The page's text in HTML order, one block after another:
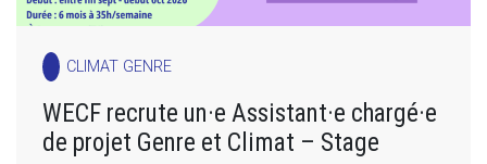
CLIMAT GENRE
WECF recrute un·e Assistant·e chargé·e
de projet Genre et Climat – Stage